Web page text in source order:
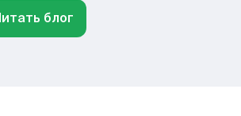
блог